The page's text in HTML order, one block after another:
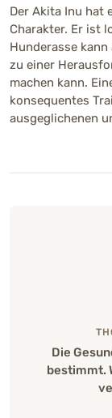
Aktivität
Herkunft
Japan
Der Akita Inu hat
Charakter. Er ist
Hunderasse
zu einer
machen kann.
konsequentes
ausgeglichenen
Die
bestimmt.